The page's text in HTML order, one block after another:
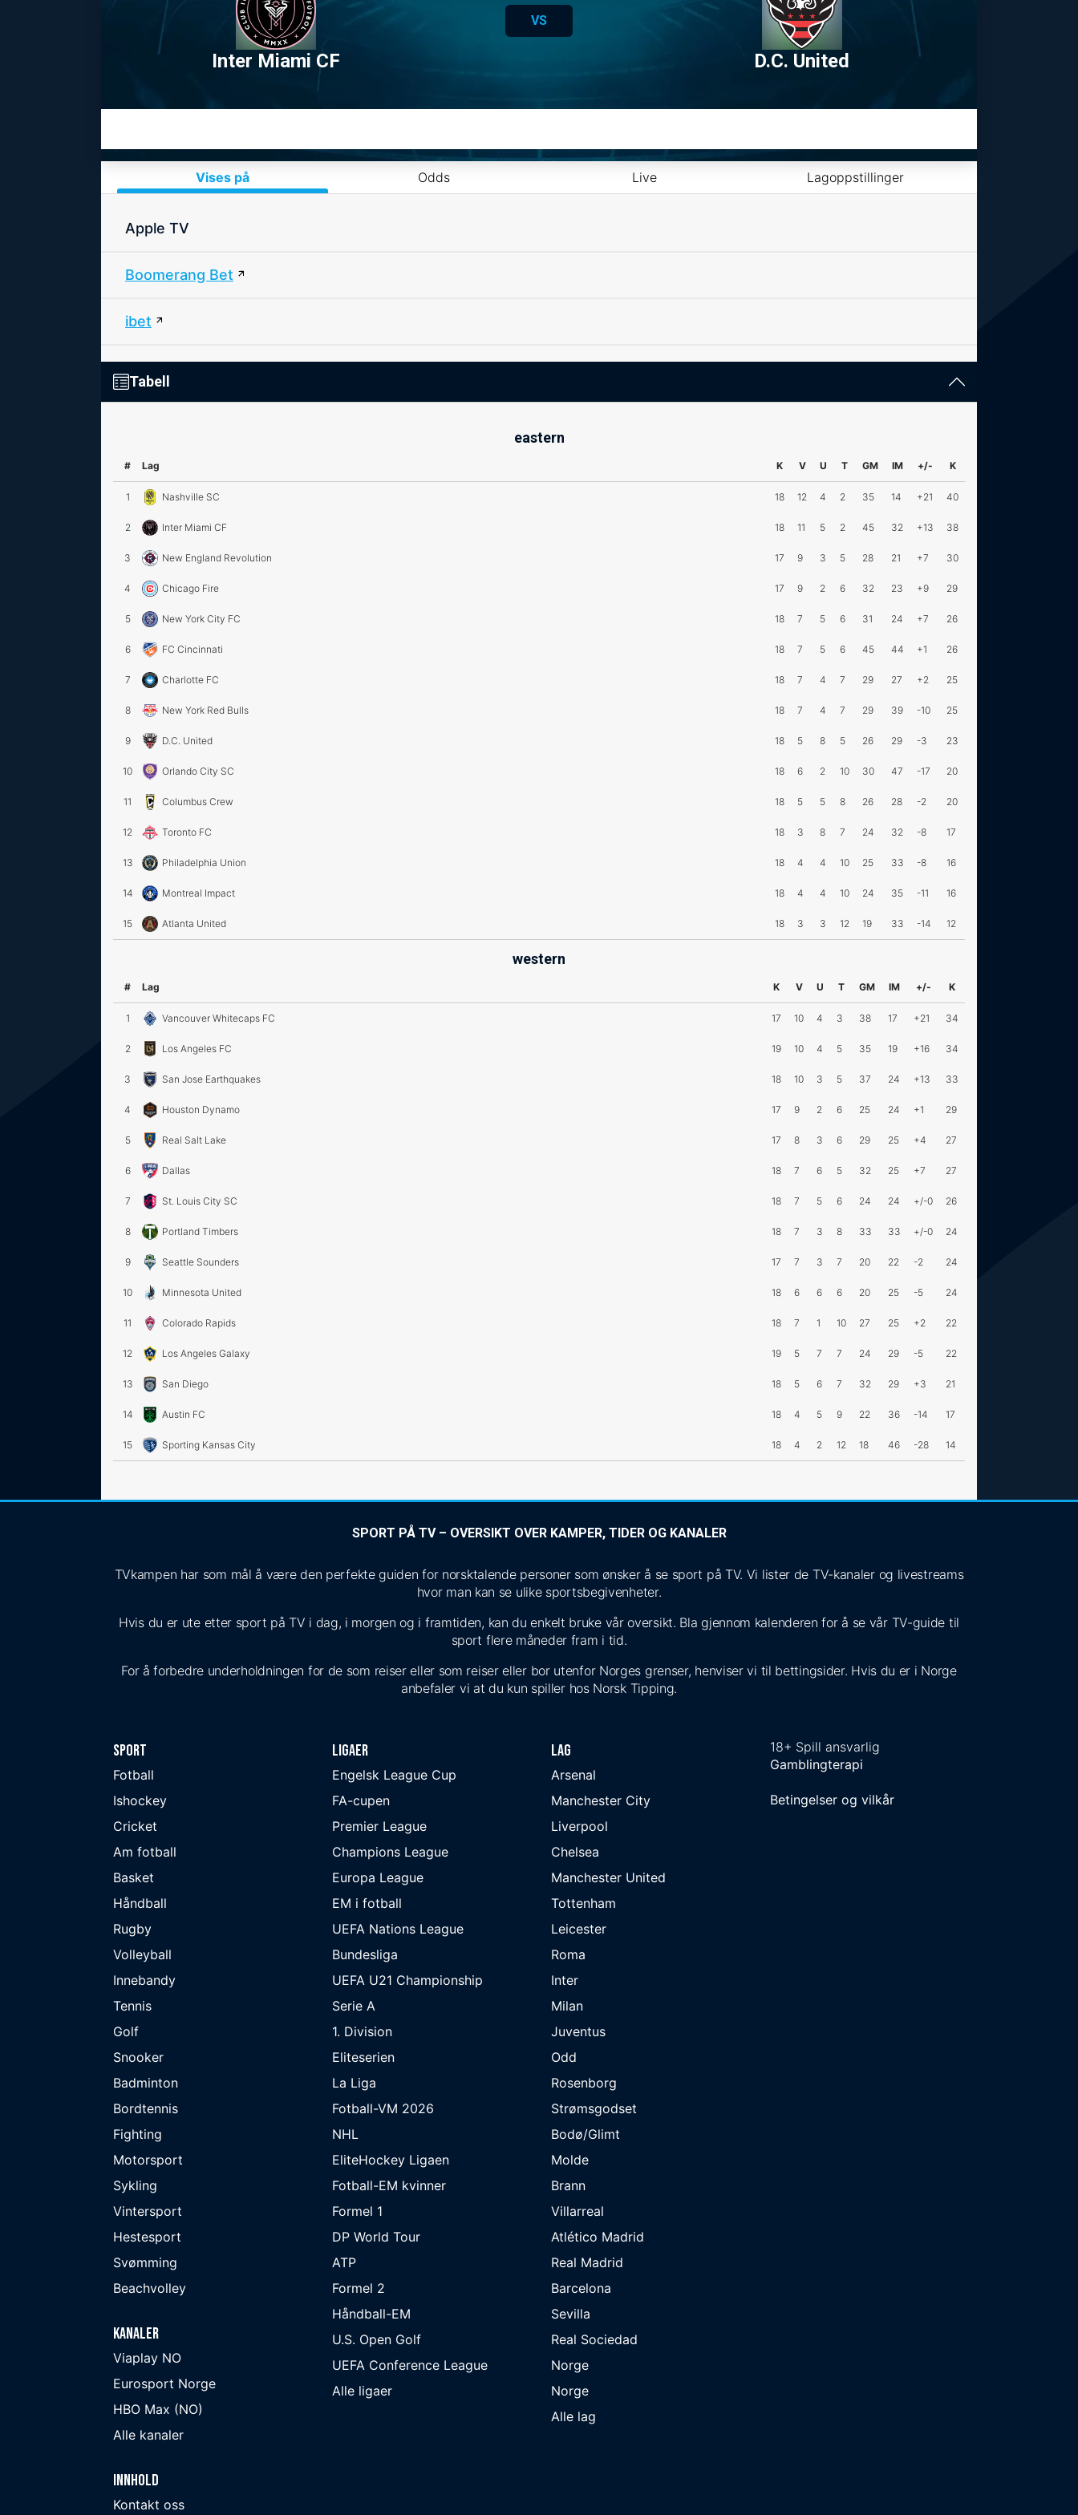
Inter Miami CF
VS
D.C. United
Vises på Odds Live Lagoppstillinger
Apple TV
Boomerang Bet
ibet
Tabell
eastern
# Lag K V U T GM IM +/- K
1 Nashville SC 18 12 4 2 35 14 +21 40
2 Inter Miami CF 18 11 5 2 45 32 +13 38
3 New England Revolution 17 9 3 5 28 21 +7 30
4 Chicago Fire 17 9 2 6 32 23 +9 29
5 New York City FC 18 7 5 6 31 24 +7 26
6 FC Cincinnati 18 7 5 6 45 44 +1 26
7 Charlotte FC 18 7 4 7 29 27 +2 25
8 New York Red Bulls 18 7 4 7 29 39 -10 25
9 D.C. United 18 5 8 5 26 29 -3 23
10 Orlando City SC 18 6 2 10 30 47 -17 20
11 Columbus Crew 18 5 5 8 26 28 -2 20
12 Toronto FC 18 3 8 7 24 32 -8 17
13 Philadelphia Union 18 4 4 10 25 33 -8 16
14 Montreal Impact 18 4 4 10 24 35 -11 16
15 Atlanta United 18 3 3 12 19 33 -14 12
western
# Lag K V U T GM IM +/- K
1 Vancouver Whitecaps FC 17 10 4 3 38 17 +21 34
2 Los Angeles FC 19 10 4 5 35 19 +16 34
3 San Jose Earthquakes 18 10 3 5 37 24 +13 33
4 Houston Dynamo 17 9 2 6 25 24 +1 29
5 Real Salt Lake 17 8 3 6 29 25 +4 27
6 Dallas 18 7 6 5 32 25 +7 27
7 St. Louis City SC 18 7 5 6 24 24 +/-0 26
8 Portland Timbers 18 7 3 8 33 33 +/-0 24
9 Seattle Sounders 17 7 3 7 20 22 -2 24
10 Minnesota United 18 6 6 6 20 25 -5 24
11 Colorado Rapids 18 7 1 10 27 25 +2 22
12 Los Angeles Galaxy 19 5 7 7 24 29 -5 22
13 San Diego 18 5 6 7 32 29 +3 21
14 Austin FC 18 4 5 9 22 36 -14 17
15 Sporting Kansas City 18 4 2 12 18 46 -28 14
SPORT PÅ TV – OVERSIKT OVER KAMPER, TIDER OG KANALER
TVkampen har som mål å være den perfekte guiden for norsktalende personer som ønsker å se sport på TV. Vi lister de TV-kanaler og livestreams
hvor man kan se ulike sportsbegivenheter.
Hvis du er ute etter sport på TV i dag, i morgen og i framtiden, kan du enkelt bruke vår oversikt. Bla gjennom kalenderen for å se vår TV-guide til
sport flere måneder fram i tid.
For å forbedre underholdningen for de som reiser eller som reiser eller bor utenfor Norges grenser, henviser vi til bettingsider. Hvis du er i Norge
anbefaler vi at du kun spiller hos Norsk Tipping.
Sport
Fotball
Ishockey
Cricket
Am fotball
Basket
Håndball
Rugby
Volleyball
Innebandy
Tennis
Golf
Snooker
Badminton
Bordtennis
Fighting
Motorsport
Sykling
Vintersport
Hestesport
Svømming
Beachvolley
Kanaler
Viaplay NO
Eurosport Norge
HBO Max (NO)
Alle kanaler
Innhold
Kontakt oss
Ligaer
Engelsk League Cup
FA-cupen
Premier League
Champions League
Europa League
EM i fotball
UEFA Nations League
Bundesliga
UEFA U21 Championship
Serie A
1. Division
Eliteserien
La Liga
Fotball-VM 2026
NHL
EliteHockey Ligaen
Fotball-EM kvinner
Formel 1
DP World Tour
ATP
Formel 2
Håndball-EM
U.S. Open Golf
UEFA Conference League
Alle ligaer
Lag
Arsenal
Manchester City
Liverpool
Chelsea
Manchester United
Tottenham
Leicester
Roma
Inter
Milan
Juventus
Odd
Rosenborg
Strømsgodset
Bodø/Glimt
Molde
Brann
Villarreal
Atlético Madrid
Real Madrid
Barcelona
Sevilla
Real Sociedad
Norge
Norge
Alle lag
18+ Spill ansvarlig
Gamblingterapi
Betingelser og vilkår